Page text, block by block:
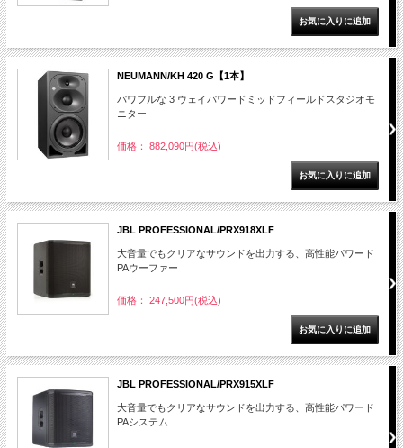
NEUMANN/KH 420 G【1本】
パワフルな 3 ウェイパワードミッドフィールドスタジオモ
ニター
価格： 882,090円(税込)
JBL PROFESSIONAL/PRX918XLF
大音量でもクリアなサウンドを出力する、高性能パワード
PAウーファー
価格： 247,500円(税込)
JBL PROFESSIONAL/PRX915XLF
大音量でもクリアなサウンドを出力する、高性能パワード
PAシステム